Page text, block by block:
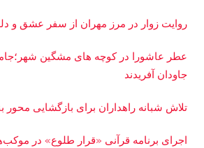
روایت زوار در مرز مهران از سفر عشق و
عطر عاشورا در کوچه های مشگین
جاودان آفریدند
تلاش شبانه راهداران برای بازگشایی محور
اجرای برنامه قرآنی «قرار طلوع» در